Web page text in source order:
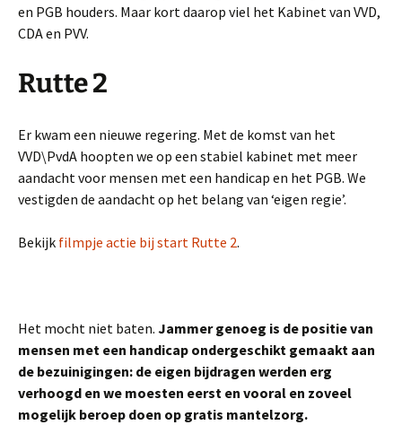
en PGB houders. Maar kort daarop viel het Kabinet van VVD,
CDA en PVV.
Rutte 2
Er kwam een nieuwe regering. Met de komst van het
VVD\PvdA hoopten we op een stabiel kabinet met meer
aandacht voor mensen met een handicap en het PGB. We
vestigden de aandacht op het belang van ‘eigen regie’.
Bekijk filmpje actie bij start Rutte 2.
Het mocht niet baten. Jammer genoeg is de positie van
mensen met een handicap ondergeschikt gemaakt aan
de bezuinigingen: de eigen bijdragen werden erg
verhoogd en we moesten eerst en vooral en zoveel
mogelijk beroep doen op gratis mantelzorg.